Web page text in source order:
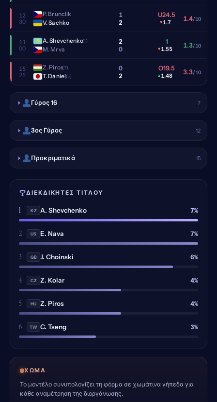
12
30
P. Brunclik
V. Sachko
1
2
U24.5
▾1.7 1.4/10
11
00
A. Shevchenko(1)
M. Mrva
2
0
1
▾1.55 1.3/10
15
25
Z. Piros(7)
T. Daniel(Q)
0
2
O19.5
▴1.48 3.3/10
Γύρος 16 7
3ος Γύρος 12
Προκριματικά 15
ΔΙΕΚΔΙΚΗΤΈΣ ΤΊΤΛΟΥ
1 KZ A. Shevchenko 7%
2 US E. Nava 7%
3 GB J. Choinski 6%
4 CZ Z. Kolar 4%
5 HU Z. Piros 4%
6 TW C. Tseng 3%
ΧΏΜΑ
Το μοντέλο συνυπολογίζει τη φόρμα σε χωμάτινα γήπεδα για
κάθε αναμέτρηση της διοργάνωσης.